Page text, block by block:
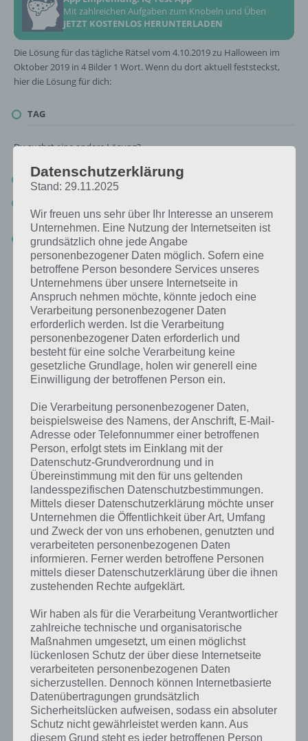
Mit zahlreichen Aufgaben zum Knobeln und Üben
JETZT KOSTENLOS HERUNTERLADEN
Die Lösung für das tägliche Rätsel vom 4.10.2019 zu Halloween im
Oktober 2019 in 4 Bilder 1 Wort. Wenn du dort aktuell feststeckst,
hier die Lösung für dich:
TAG
Du suchst eine andere Lösung?
Tägliches BONUS Rätsel:Zur Lösung vom 4.10.2019
4.10.2018, als Lösung gesucht war
Zur Übersicht:4 Bilder 1 Wort Lösungen zu Halloween im
Oktober 2019 !
Kurze Begriffserklärung zur Lösung Tag
Tag ist die Lösung für das tägliche Rätsel am 4.10.2019 in 4 Bilder 1
Wort, doch welche Bedeutung hat dieses eigentlich und was gibt es
dazu zu wissen? Passt das Wort auch zu Halloween? Zu bestimmten
Lösungen präsentieren wir daher auch immer eine kurze
Begriffserklärung!
Datenschutzerklärung
Stand: 29.11.2025
Wir freuen uns sehr über Ihr Interesse an unserem
Unternehmen. Eine Nutzung der Internetseiten ist
grundsätzlich ohne jede Angabe
personenbezogener Daten möglich. Sofern eine
betroffene Person besondere Services unseres
Unternehmens über unsere Internetseite in
Anspruch nehmen möchte, könnte jedoch eine
Verarbeitung personenbezogener Daten
erforderlich werden. Ist die Verarbeitung
personenbezogener Daten erforderlich und
besteht für eine solche Verarbeitung keine
gesetzliche Grundlage, holen wir generell eine
Einwilligung der betroffenen Person ein.
Die Verarbeitung personenbezogener Daten,
beispielsweise des Namens, der Anschrift, E-Mail-
Adresse oder Telefonnummer einer betroffenen
Person, erfolgt stets im Einklang mit der
Datenschutz-Grundverordnung und in
Übereinstimmung mit den für uns geltenden
landesspezifischen Datenschutzbestimmungen.
Mittels dieser Datenschutzerklärung möchte unser
Unternehmen die Öffentlichkeit über Art, Umfang
und Zweck der von uns erhobenen, genutzten und
verarbeiteten personenbezogenen Daten
informieren. Ferner werden betroffene Personen
mittels dieser Datenschutzerklärung über die ihnen
zustehenden Rechte aufgeklärt.
Wir haben als für die Verarbeitung Verantwortlicher
zahlreiche technische und organisatorische
Maßnahmen umgesetzt, um einen möglichst
lückenlosen Schutz der über diese Internetseite
verarbeiteten personenbezogenen Daten
sicherzustellen. Dennoch können Internetbasierte
Datenübertragungen grundsätzlich
Sicherheitslücken aufweisen, sodass ein absoluter
Schutz nicht gewährleistet werden kann. Aus
diesem Grund steht es jeder betroffenen Person